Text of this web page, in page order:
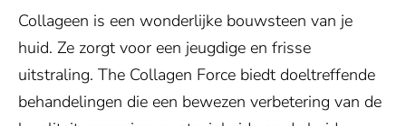
Collageen is een wonderlijke bouwsteen van je
huid. Ze zorgt voor een jeugdige en frisse
uitstraling. The Collagen Force biedt doeltreffende
behandelingen die een bewezen verbetering van de